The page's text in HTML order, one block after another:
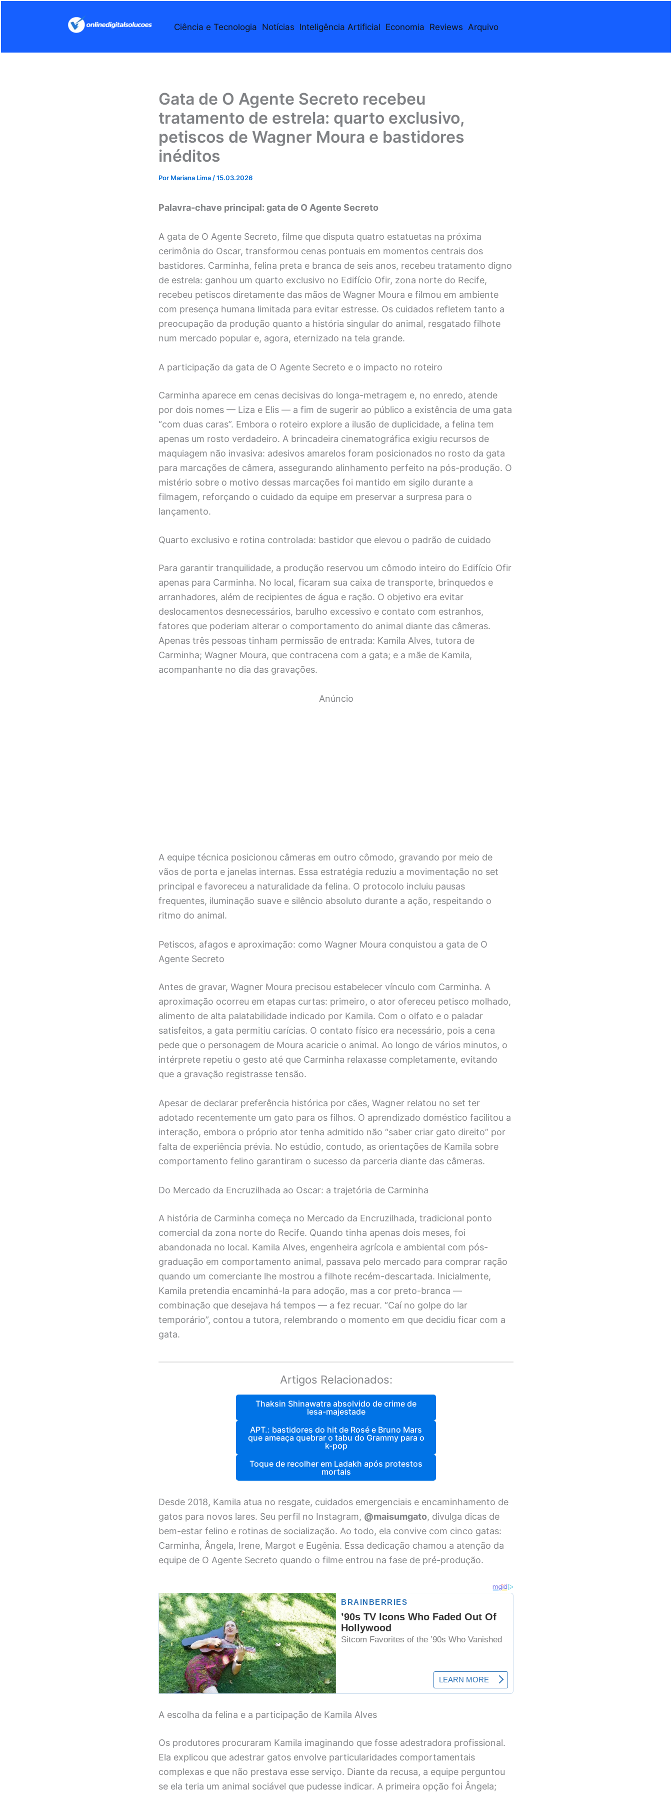
conteúdo
Ciência e Tecnologia Notícias Inteligência Artificial Economia Reviews Arquivo
Gata de O Agente Secreto recebeu
tratamento de estrela: quarto exclusivo,
petiscos de Wagner Moura e bastidores
inéditos
Por Mariana Lima /15.03.2026
Palavra-chave principal: gata de O Agente Secreto
A gata de O Agente Secreto, filme que disputa quatro estatuetas na próxima
cerimônia do Oscar, transformou cenas pontuais em momentos centrais dos
bastidores. Carminha, felina preta e branca de seis anos, recebeu tratamento digno
de estrela: ganhou um quarto exclusivo no Edifício Ofir, zona norte do Recife,
recebeu petiscos diretamente das mãos de Wagner Moura e filmou em ambiente
com presença humana limitada para evitar estresse. Os cuidados refletem tanto a
preocupação da produção quanto a história singular do animal, resgatado filhote
num mercado popular e, agora, eternizado na tela grande.
A participação da gata de O Agente Secreto e o impacto no roteiro
Carminha aparece em cenas decisivas do longa-metragem e, no enredo, atende
por dois nomes — Liza e Elis — a fim de sugerir ao público a existência de uma gata
“com duas caras”. Embora o roteiro explore a ilusão de duplicidade, a felina tem
apenas um rosto verdadeiro. A brincadeira cinematográfica exigiu recursos de
maquiagem não invasiva: adesivos amarelos foram posicionados no rosto da gata
para marcações de câmera, assegurando alinhamento perfeito na pós-produção. O
mistério sobre o motivo dessas marcações foi mantido em sigilo durante a
filmagem, reforçando o cuidado da equipe em preservar a surpresa para o
lançamento.
Quarto exclusivo e rotina controlada: bastidor que elevou o padrão de cuidado
Para garantir tranquilidade, a produção reservou um cômodo inteiro do Edifício Ofir
apenas para Carminha. No local, ficaram sua caixa de transporte, brinquedos e
arranhadores, além de recipientes de água e ração. O objetivo era evitar
deslocamentos desnecessários, barulho excessivo e contato com estranhos,
fatores que poderiam alterar o comportamento do animal diante das câmeras.
Apenas três pessoas tinham permissão de entrada: Kamila Alves, tutora de
Carminha; Wagner Moura, que contracena com a gata; e a mãe de Kamila,
acompanhante no dia das gravações.
Anúncio
A equipe técnica posicionou câmeras em outro cômodo, gravando por meio de
vãos de porta e janelas internas. Essa estratégia reduziu a movimentação no set
principal e favoreceu a naturalidade da felina. O protocolo incluiu pausas
frequentes, iluminação suave e silêncio absoluto durante a ação, respeitando o
ritmo do animal.
Petiscos, afagos e aproximação: como Wagner Moura conquistou a gata de O
Agente Secreto
Antes de gravar, Wagner Moura precisou estabelecer vínculo com Carminha. A
aproximação ocorreu em etapas curtas: primeiro, o ator ofereceu petisco molhado,
alimento de alta palatabilidade indicado por Kamila. Com o olfato e o paladar
satisfeitos, a gata permitiu carícias. O contato físico era necessário, pois a cena
pede que o personagem de Moura acaricie o animal. Ao longo de vários minutos, o
intérprete repetiu o gesto até que Carminha relaxasse completamente, evitando
que a gravação registrasse tensão.
Apesar de declarar preferência histórica por cães, Wagner relatou no set ter
adotado recentemente um gato para os filhos. O aprendizado doméstico facilitou a
interação, embora o próprio ator tenha admitido não “saber criar gato direito” por
falta de experiência prévia. No estúdio, contudo, as orientações de Kamila sobre
comportamento felino garantiram o sucesso da parceria diante das câmeras.
Do Mercado da Encruzilhada ao Oscar: a trajetória de Carminha
A história de Carminha começa no Mercado da Encruzilhada, tradicional ponto
comercial da zona norte do Recife. Quando tinha apenas dois meses, foi
abandonada no local. Kamila Alves, engenheira agrícola e ambiental com pós-
graduação em comportamento animal, passava pelo mercado para comprar ração
quando um comerciante lhe mostrou a filhote recém-descartada. Inicialmente,
Kamila pretendia encaminhá-la para adoção, mas a cor preto-branca —
combinação que desejava há tempos — a fez recuar. “Caí no golpe do lar
temporário”, contou a tutora, relembrando o momento em que decidiu ficar com a
gata.
Artigos Relacionados:
Thaksin Shinawatra absolvido de crime de
lesa-majestade
APT.: bastidores do hit de Rosé e Bruno Mars
que ameaça quebrar o tabu do Grammy para o
k-pop
Toque de recolher em Ladakh após protestos
mortais
Desde 2018, Kamila atua no resgate, cuidados emergenciais e encaminhamento de
gatos para novos lares. Seu perfil no Instagram, @maisumgato, divulga dicas de
bem-estar felino e rotinas de socialização. Ao todo, ela convive com cinco gatas:
Carminha, Ângela, Irene, Margot e Eugênia. Essa dedicação chamou a atenção da
equipe de O Agente Secreto quando o filme entrou na fase de pré-produção.
A escolha da felina e a participação de Kamila Alves
Os produtores procuraram Kamila imaginando que fosse adestradora profissional.
Ela explicou que adestrar gatos envolve particularidades comportamentais
complexas e que não prestava esse serviço. Diante da recusa, a equipe perguntou
se ela teria um animal sociável que pudesse indicar. A primeira opção foi Ângela;